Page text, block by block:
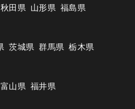
秋田県 山形県 福島県
茨城県 群馬県 栃木県
富山県 福井県